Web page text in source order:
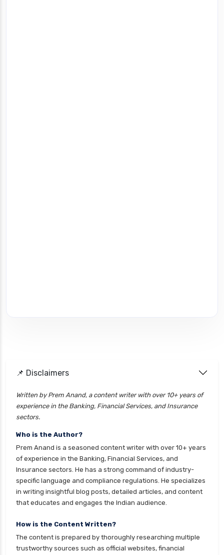
📌 Disclaimers
Written by Prem Anand, a content writer with over 10+ years of
experience in the Banking, Financial Services, and Insurance
sectors.
Who is the Author?
Prem Anand is a seasoned content writer with over 10+ years
of experience in the Banking, Financial Services, and
Insurance sectors. He has a strong command of industry-
specific language and compliance regulations. He specializes
in writing insightful blog posts, detailed articles, and content
that educates and engages the Indian audience.
How is the Content Written?
The content is prepared by thoroughly researching multiple
trustworthy sources such as official websites, financial